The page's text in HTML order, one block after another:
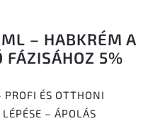
– HABKRÉM A
FÁZISÁHOZ 5%
ÉS OTTHONI
– ÁPOLÁS